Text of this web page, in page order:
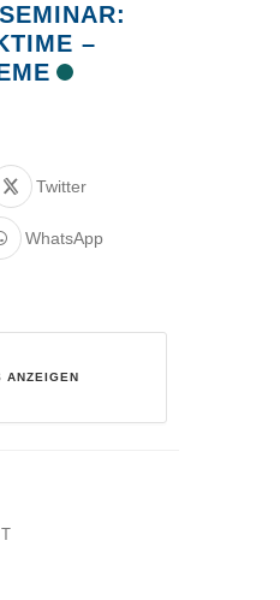
–
Twitter
WhatsApp
ANZEIGEN